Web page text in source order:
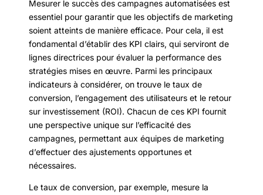
Mesurer le succès des campagnes automatisées est
essentiel pour garantir que les objectifs de marketing
soient atteints de manière efficace. Pour cela, il est
fondamental d’établir des KPI clairs, qui serviront de
lignes directrices pour évaluer la performance des
stratégies mises en œuvre. Parmi les principaux
indicateurs à considérer, on trouve le taux de
conversion, l’engagement des utilisateurs et le retour
sur investissement (ROI). Chacun de ces KPI fournit
une perspective unique sur l’efficacité des
campagnes, permettant aux équipes de marketing
d’effectuer des ajustements opportunes et
nécessaires.
Le taux de conversion, par exemple, mesure la